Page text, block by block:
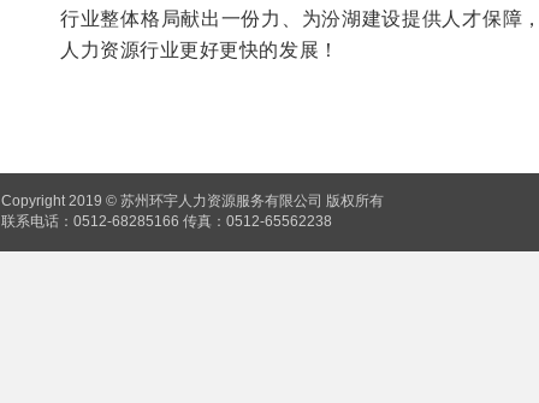
行业整体格局献出一份力、为汾湖建设提供人才保障
人力资源行业更好更快的发展！
Copyright 2019 © 苏州环宇人力资源服务有限公司 版权所有
联系电话：0512-68285166 传真：0512-65562238